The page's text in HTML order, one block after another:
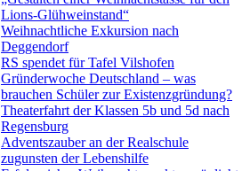
Lions-Glühweinstand“
Weihnachtliche Exkursion nach
Deggendorf
RS spendet für Tafel Vilshofen
Gründerwoche Deutschland – was
brauchen Schüler zur Existenzgründung?
Theaterfahrt der Klassen 5b und 5d nach
Regensburg
Adventszauber an der Realschule
zugunsten der Lebenshilfe